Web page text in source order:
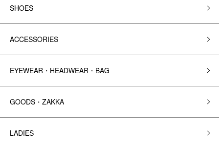
SHOES
ACCESSORIES
EYEWEAR・HEADWEAR・BAG
GOODS・ZAKKA
LADIES